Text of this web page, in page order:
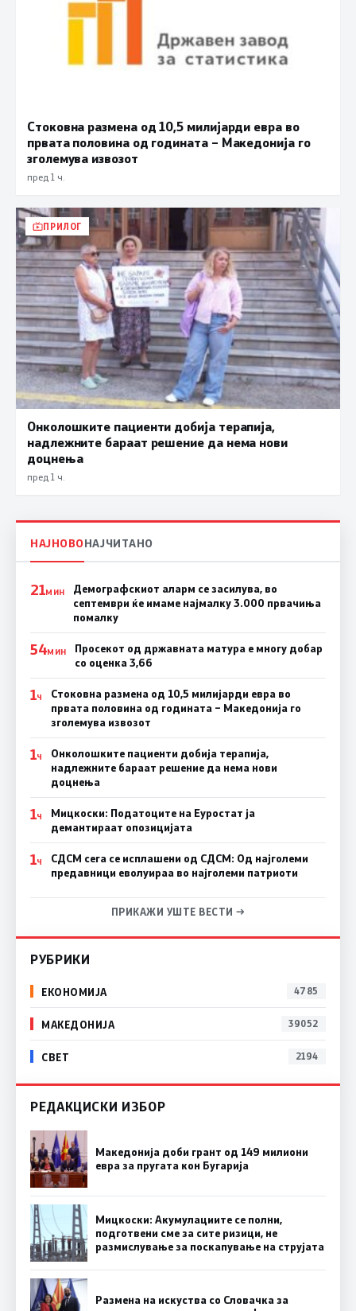
Стоковна размена од 10,5 милијарди евра во
првата половина од годината – Македонија го
зголемува извозот
пред 1 ч.
ПРИЛОГ
Онколошките пациенти добија терапија,
надлежните бараат решение да нема нови
доцнења
пред 1 ч.
НАЈНОВОНАЈЧИТАНО
21МИН
Демографскиот аларм се засилува, во
септември ќе имаме најмалку 3.000 првачиња
помалку
54МИН
Просекот од државната матура е многу добар
со оценка 3,66
1Ч
Стоковна размена од 10,5 милијарди евра во
првата половина од годината – Македонија го
зголемува извозот
1Ч
Онколошките пациенти добија терапија,
надлежните бараат решение да нема нови
доцнења
1Ч
Мицкоски: Податоците на Еуростат ја
демантираат опозицијата
1Ч
СДСМ сега се исплашени од СДСМ: Од најголеми
предавници еволуираа во најголеми патриоти
ПРИКАЖИ УШТЕ ВЕСТИ →
РУБРИКИ
ЕКОНОМИЈА 4785
МАКЕДОНИЈА 39052
СВЕТ 2194
РЕДАКЦИСКИ ИЗБОР
Македонија доби грант од 149 милиони
евра за пругата кон Бугарија
Мицкоски: Акумулациите се полни,
подготвени сме за сите ризици, не
размислување за поскапување на струјата
Размена на искуства со Словачка за